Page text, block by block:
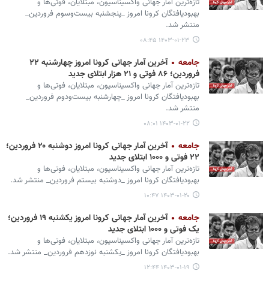
تازه‌ترین آمار جهانی واکسیناسیون، مبتلایان، فوتی‌ها و
بهبودیافتگان کرونا امروز _پنجشنبه بیست‌وسوم فروردین_
منتشر شد.
۱۴۰۳-۰۱-۲۳ ۰۸:۴۵
جامعه
آخرین آمار جهانی کرونا امروز چهارشنبه ۲۲
فروردین؛ ۸۶ فوتی و ۲۱ هزار ابتلای جدید
تازه‌ترین آمار جهانی واکسیناسیون، مبتلایان، فوتی‌ها و
بهبودیافتگان کرونا امروز _چهارشنبه بیست‌ودوم فروردین_
منتشر شد.
۱۴۰۳-۰۱-۲۲ ۰۸:۰۱
جامعه
آخرین آمار جهانی کرونا امروز دوشنبه ۲۰ فروردین؛
۲۲ فوتی و ۱۰۰۰ ابتلای جدید
تازه‌ترین آمار جهانی واکسیناسیون، مبتلایان، فوتی‌ها و
بهبودیافتگان کرونا امروز _دوشنبه بیستم فروردین_ منتشر شد.
۱۴۰۳-۰۱-۲۰ ۱۰:۴۷
جامعه
آخرین آمار جهانی کرونا امروز یکشنبه ۱۹ فروردین؛
یک فوتی و ۱۰۰۰ ابتلای جدید
تازه‌ترین آمار جهانی واکسیناسیون، مبتلایان، فوتی‌ها و
بهبودیافتگان کرونا امروز _یکشنبه نوزدهم فروردین_ منتشر شد.
۱۴۰۳-۰۱-۱۹ ۱۲:۴۴